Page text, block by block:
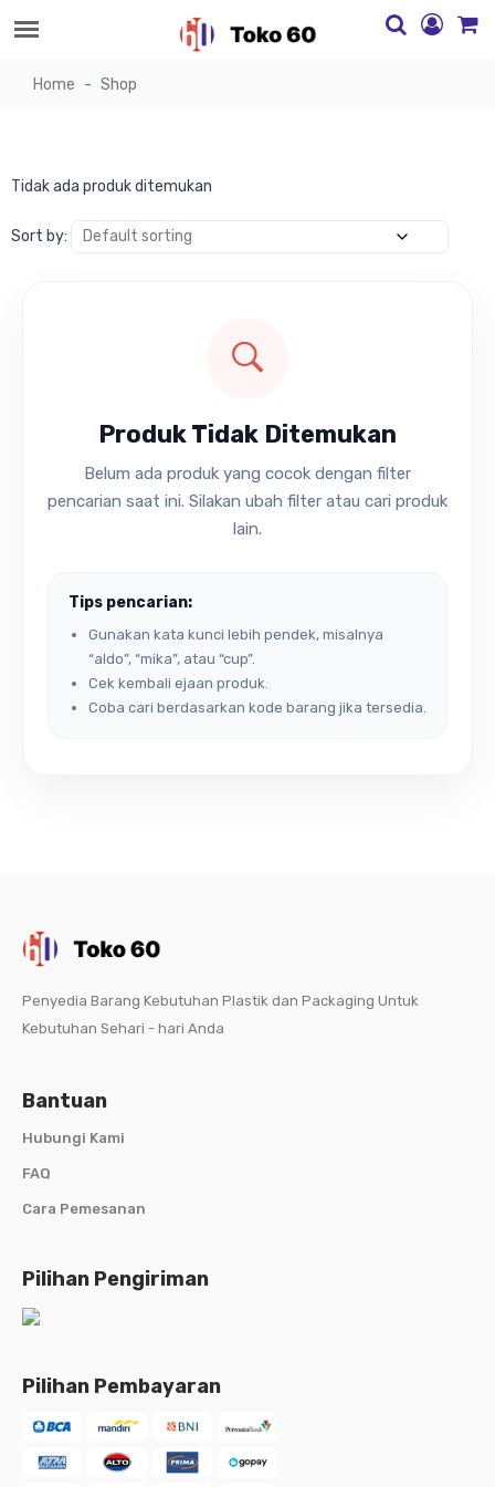
Home Shop
Tidak ada produk ditemukan
Sort by:
Produk Tidak Ditemukan
Belum ada produk yang cocok dengan filter
pencarian saat ini. Silakan ubah filter atau cari produk
lain.
Tips pencarian:
Gunakan kata kunci lebih pendek, misalnya
“aldo”, “mika”, atau “cup”.
Cek kembali ejaan produk.
Coba cari berdasarkan kode barang jika tersedia.
Penyedia Barang Kebutuhan Plastik dan Packaging Untuk
Kebutuhan Sehari - hari Anda
Bantuan
Hubungi Kami
FAQ
Cara Pemesanan
Pilihan Pengiriman
Pilihan Pembayaran